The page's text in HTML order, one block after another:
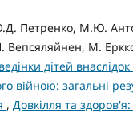
Петренко, М.Ю.
Вепсяляйнен, М.
дітей внаслідок
війною: загальні
, Довкілля та